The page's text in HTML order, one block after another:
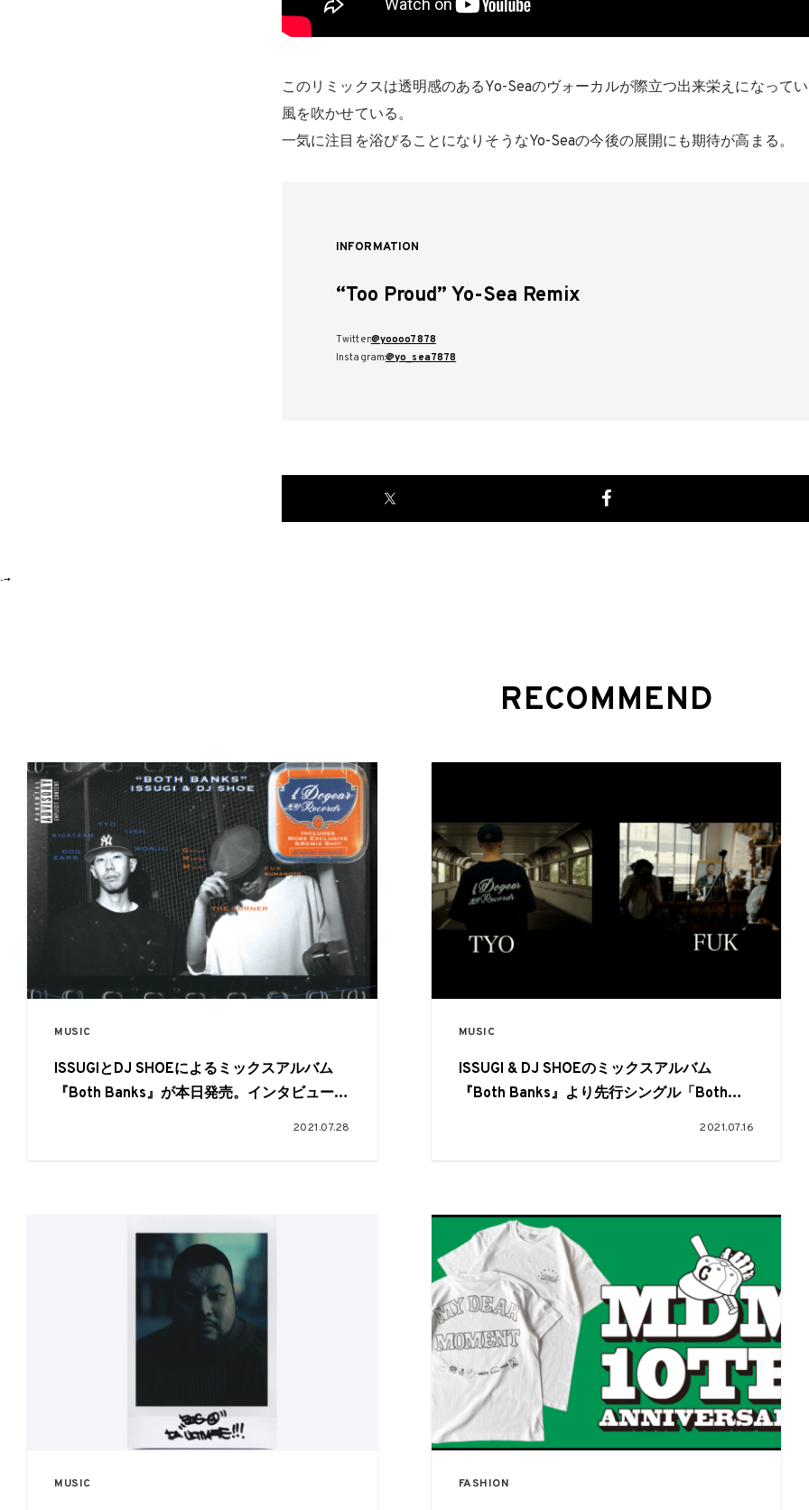
このリミックスは透明感のあるYo-Seaのヴォーカルが際立つ出来栄えになって
風を吹かせている。
一気に注目を浴びることになりそうなYo-Seaの今後の展開にも期待が高まる。
INFORMATION
“Too Proud” Yo-Sea Remix
Twitter:@yoooo7878
Instagram:@yo_sea7878
-->
RECOMMEND
MUSIC
ISSUGIとDJ SHOEによるミックスアルバム
『Both Banks』が本日発売。インタビュー映
2021.07.28
MUSIC
ISSUGI & DJ SHOEのミックスアルバム
『Both Banks』より先行シングル「Both
2021.07.16
MUSIC FASHION